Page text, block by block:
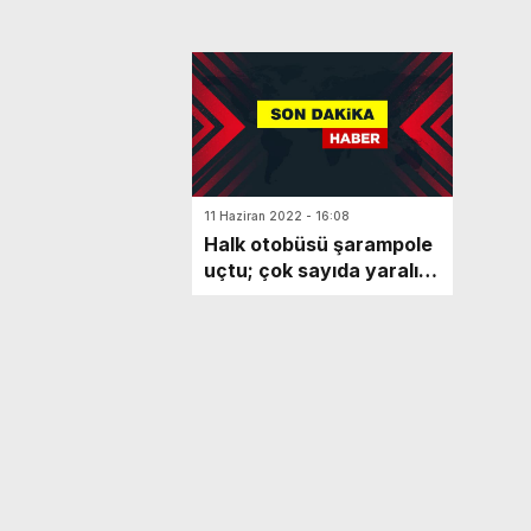
11 Haziran 2022 - 16:08
Halk otobüsü şarampole
uçtu; çok sayıda yaralı